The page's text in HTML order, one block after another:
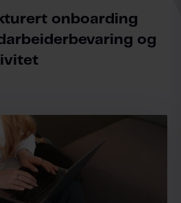
onboarding
og